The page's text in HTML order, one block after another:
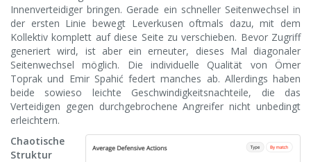
Innenverteidiger bringen. Gerade ein schneller Seitenwechsel in
der ersten Linie bewegt Leverkusen oftmals dazu, mit dem
Kollektiv komplett auf diese Seite zu verschieben. Bevor Zugriff
generiert wird, ist aber ein erneuter, dieses Mal diagonaler
Seitenwechsel möglich. Die individuelle Qualität von Ömer
Toprak und Emir Spahić federt manches ab. Allerdings haben
beide sowieso leichte Geschwindigkeitsnachteile, die das
Verteidigen gegen durchgebrochene Angreifer nicht unbedingt
erleichtern.
Chaotische
Struktur